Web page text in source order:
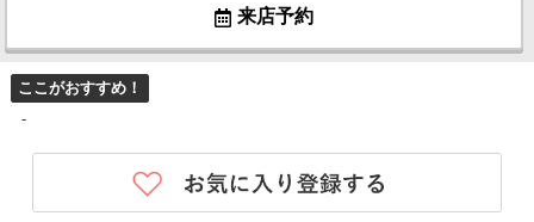
来店予約
ここがおすすめ！
-